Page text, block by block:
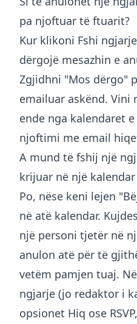
pa njoftuar të ftuarit?
Kur klikoni Fshi
dërgojë mesazhin e
Zgjidhni "Mos dërgo"
emailuar askënd. Vini
ende nga kalendaret
njoftimi me email
A mund të fshij një
krijuar në një
Po, nëse keni lejen
në atë kalendar.
një personi tjetër në
anulon atë për të
vetëm pamjen tuaj.
ngjarje (jo redaktor i
opsionet Hiq ose